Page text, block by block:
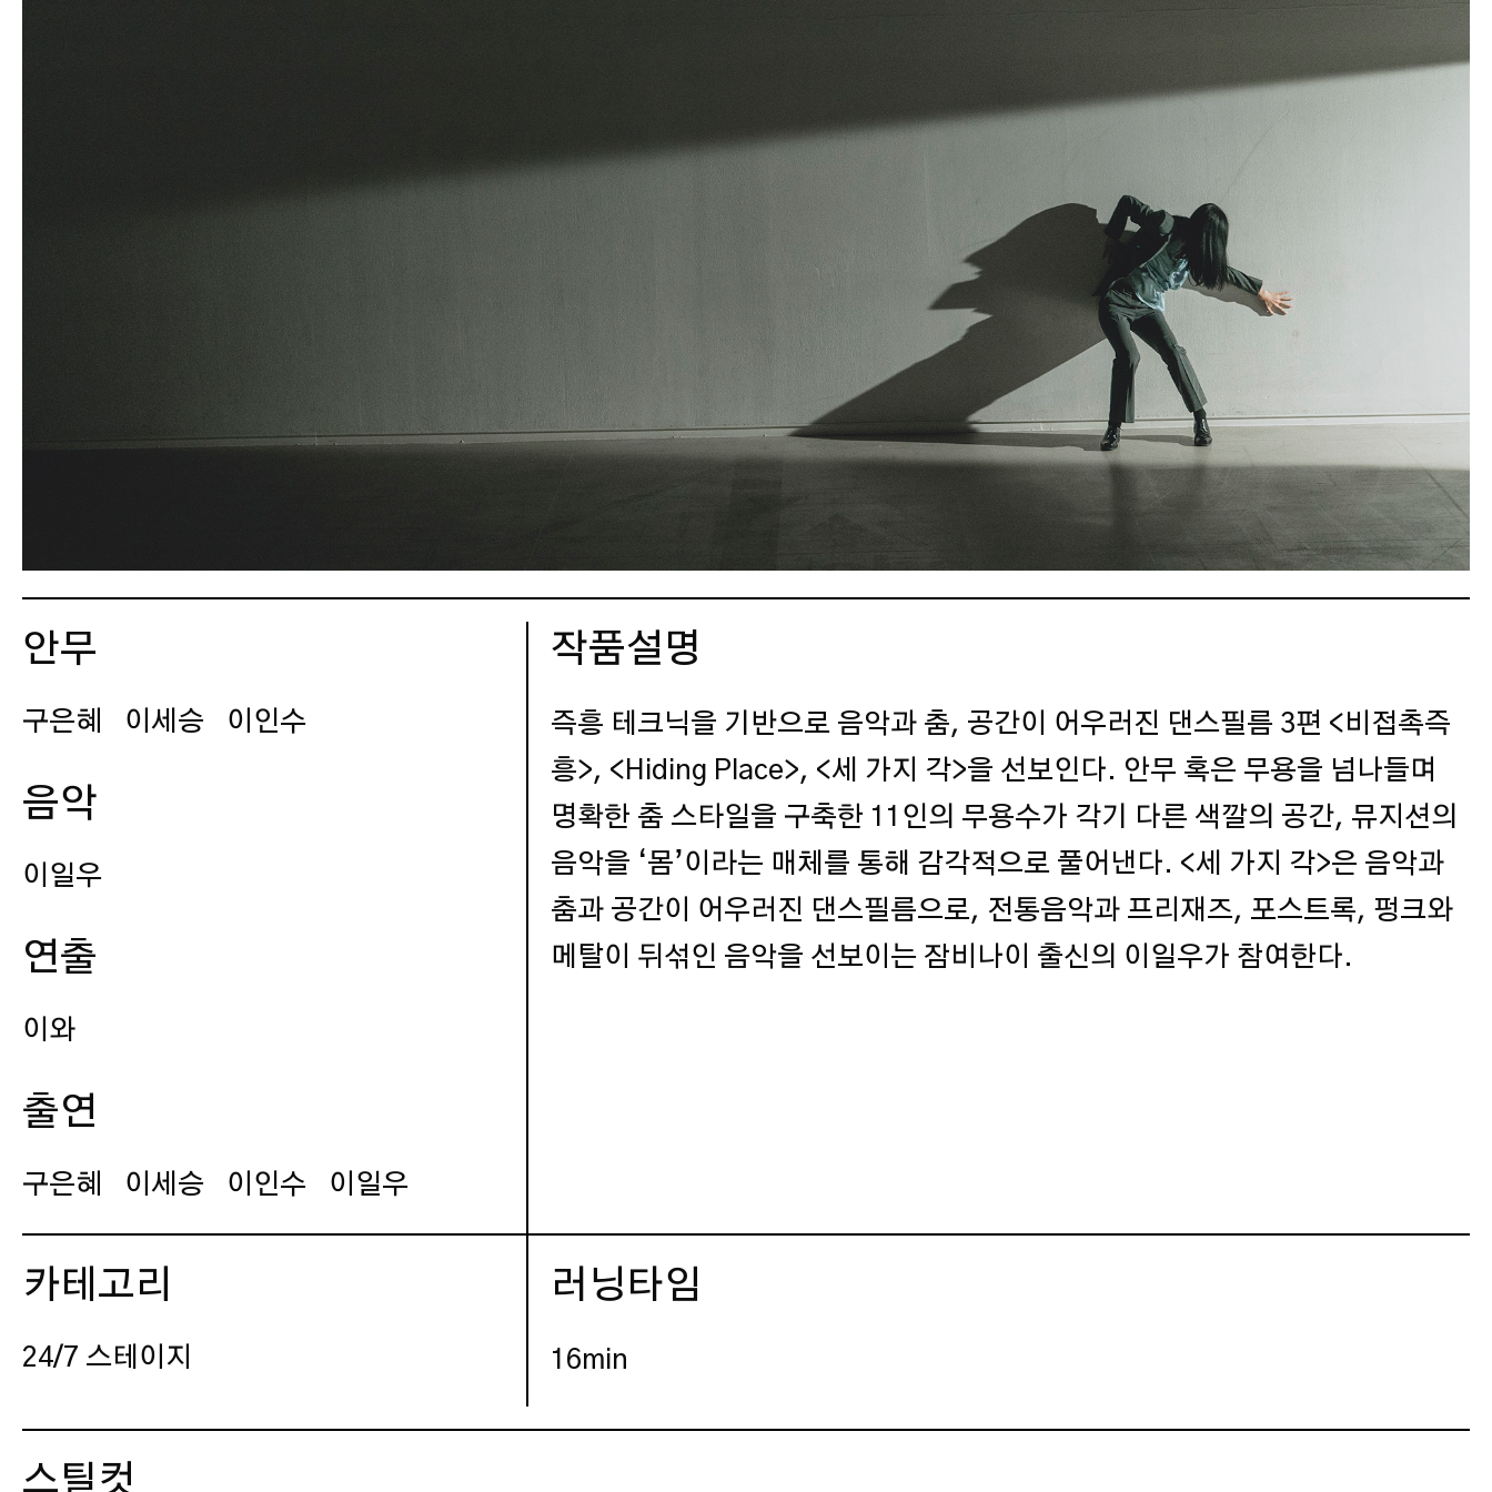
안무
구은혜 이세승 이인수
음악
이일우
연출
이와
출연
구은혜 이세승 이인수 이일우
촬영감독
이진혁
조명감독
작품설명
즉흥 테크닉을 기반으로 음악과 춤, 공간이 어우러진 댄스필름 3편 <비접촉즉
흥>, <Hiding Place>, <세 가지 각>을 선보인다. 안무 혹은 무용을 넘나들며
명확한 춤 스타일을 구축한 11인의 무용수가 각기 다른 색깔의 공간, 뮤지션의
음악을 ‘몸’이라는 매체를 통해 감각적으로 풀어낸다. <세 가지 각>은 음악과
춤과 공간이 어우러진 댄스필름으로, 전통음악과 프리재즈, 포스트록, 펑크와
메탈이 뒤섞인 음악을 선보이는 잠비나이 출신의 이일우가 참여한다.
카테고리
24/7 스테이지
러닝타임
16min
스틸컷